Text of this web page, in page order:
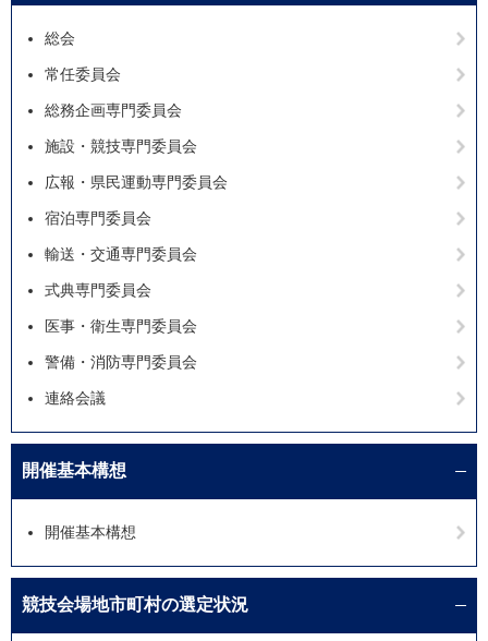
総会
常任委員会
総務企画専門委員会
施設・競技専門委員会
広報・県民運動専門委員会
宿泊専門委員会
輸送・交通専門委員会
式典専門委員会
医事・衛生専門委員会
警備・消防専門委員会
連絡会議
開催基本構想
開催基本構想
競技会場地市町村の選定状況